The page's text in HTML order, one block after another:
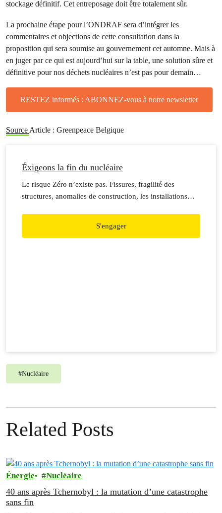
stockage définitif. Cet entreposage doit être totalement sûr.
La prochaine étape pour l’ONDRAF sera d’intégrer les
commentaires et objections de cette consultation dans la
proposition qui sera soumise au gouvernement cet automne. Mais à
en juger par ce qui est aujourd’hui sur la table, une solution sûre et
définitive pour nos déchets nucléaires n’est pas pour demain…
RESTEZ informés : ABONNEZ-vous à notre newsletter
SourceArticle : Greenpeace Belgique
Éxigeons la fin du nucléaire
Le risque Zéro n’existe pas. Fissures, fragilité des
structures, anomalies de construction, les installations
S'engager
#Nucléaire
Related Posts
Énergie Nucléaire
40 ans après Tchernobyl : la mutation d’une catastrophe
sans fin